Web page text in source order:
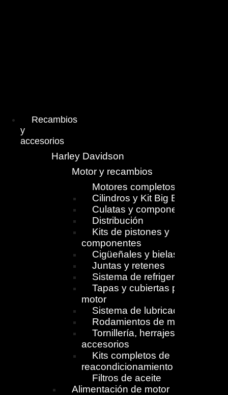
Menú
Recambios
y
accesorios
Harley Davidson
Motor y recambios
Motores completos
Cilindros y Kit Big Bore
Culatas y componentes
Distribución
Kits de pistones y
componentes
Cigüeñales y bielas
Juntas y retenes
Sistema de refrigeración
Tapas y cubiertas para
motor
Sistema de lubricación
Rodamientos de motor
Tornillería, herrajes y
accesorios
Kits completos de
reacondicionamiento
Filtros de aceite
Alimentación de motor